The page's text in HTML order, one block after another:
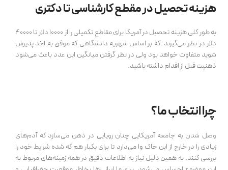
هزینه تحصیل در مقطع کارشناسی تا دکتری
به طور کلی هزینه تحصیل در آمریکا برای مقاطع تکمیلی را از 10000 دلار تا 40000
دلار در نظر می‌گیرند. که بر اساس شهریه دانشگاهی که موفق به اخذ پذیرش
شوید متفاوت خواهد بود ولی در نظر گرفتن میانگین این عدد باعث می‌شود
ذهنیت قبل از اقدام داشته باشید.
چرا انتخاب ما؟
وصل شدن به جامعه آمریکایی چنان رویایی در ذهن می‌سازد که آدم‌های
زیادی را در خارج از این خاک وا می‌دارد تا برای یکبار هم که شده شرایط خود را
بررسی کنند. به همین دلیل نیاز به اطلاعات دقیق در همه زمینه‌های مربوط به